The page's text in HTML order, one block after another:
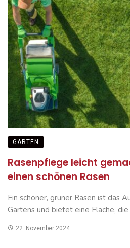
GARTEN
Rasenpflege leicht
einen schönen Rasen
Ein schöner, grüner Rasen ist das
Gartens und bietet eine Fläche, die
22. November 2024